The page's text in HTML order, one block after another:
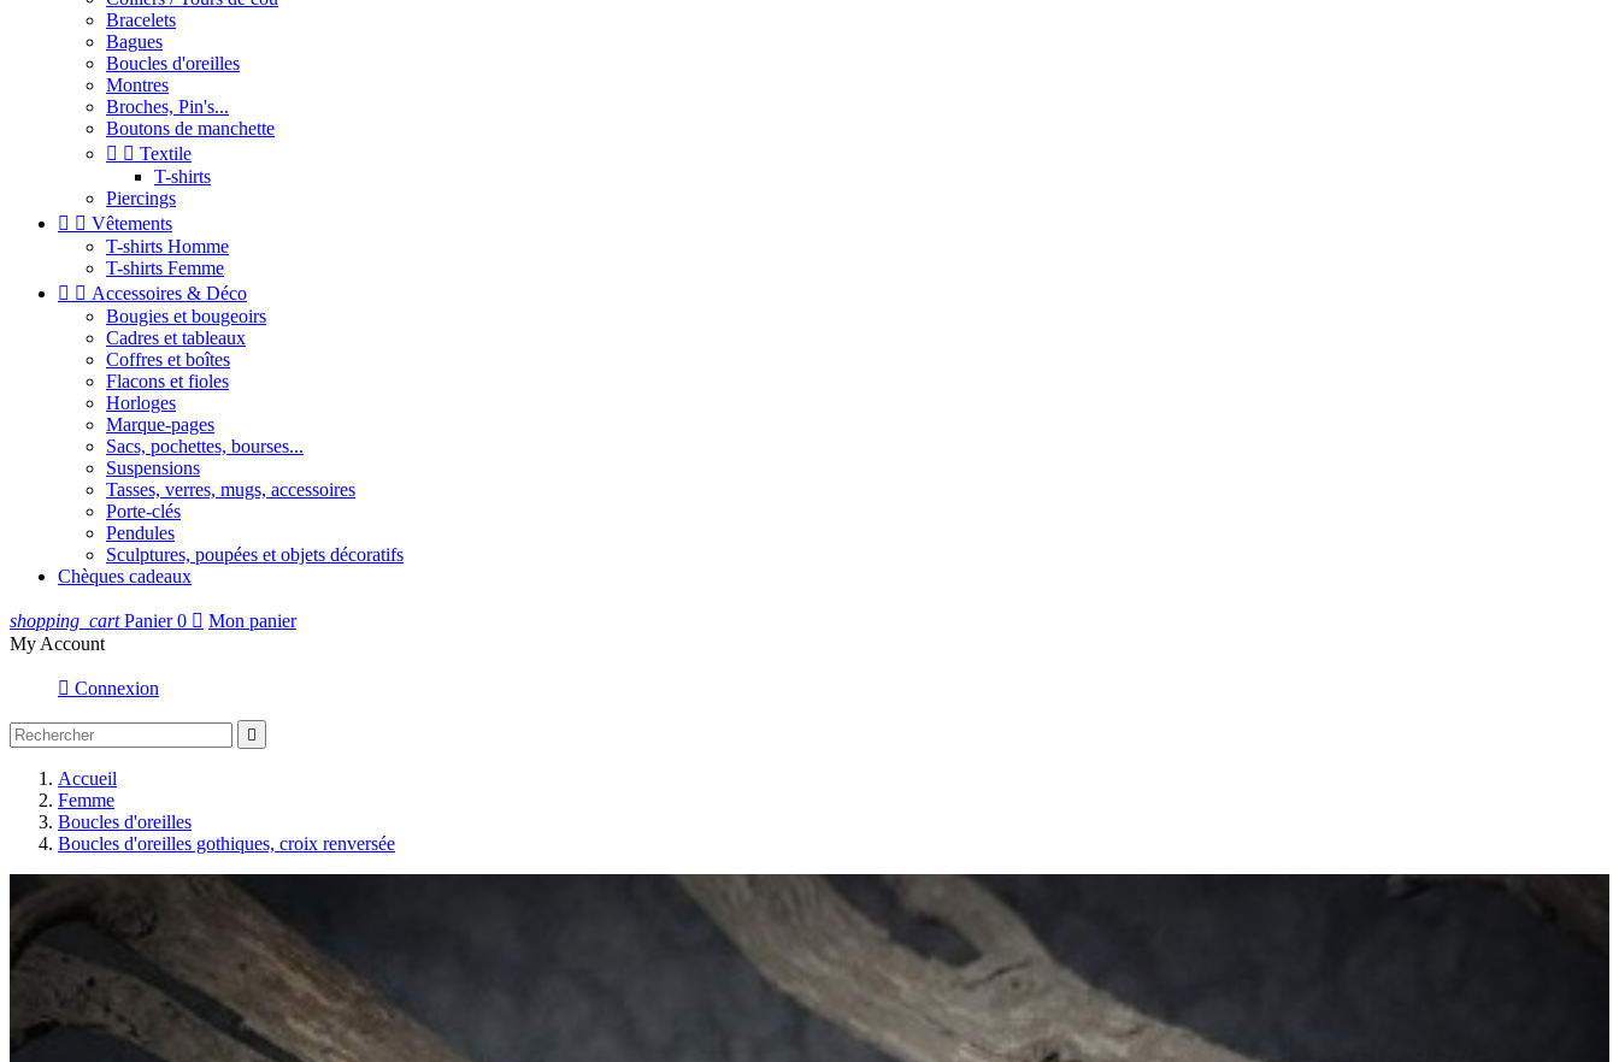
Bracelets
Bagues
Boucles d'oreilles
Montres
Broches, Pin's...
Boutons de manchette
  Textile
T-shirts
Piercings
  Vêtements
T-shirts Homme
T-shirts Femme
  Accessoires & Déco
Bougies et bougeoirs
Cadres et tableaux
Coffres et boîtes
Flacons et fioles
Horloges
Marque-pages
Sacs, pochettes, bourses...
Suspensions
Tasses, verres, mugs, accessoires
Porte-clés
Pendules
Sculptures, poupées et objets décoratifs
Chèques cadeaux
shopping_cart Panier 0  Mon panier
My Account
 Connexion

Accueil
Femme
Boucles d'oreilles
Boucles d'oreilles gothiques, croix renversée